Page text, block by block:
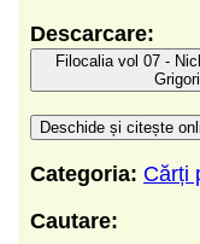
Descarcare:
Filocalia vol 07 -
Deschide și citește
Categoria: Cărți
Cautare: